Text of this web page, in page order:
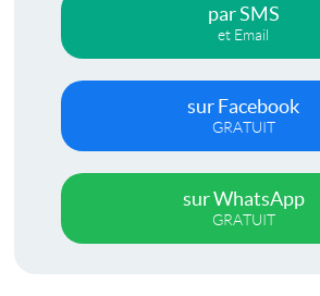
par SMS
et Email
sur Facebook
GRATUIT
sur WhatsApp
GRATUIT